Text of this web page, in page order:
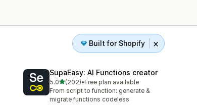
Built for Shopify
SupaEasy: AI Functions creator
5.05つ星中
(202)
合計レビュー数：202件
•Free plan available
From script to function: generate &
migrate functions codeless